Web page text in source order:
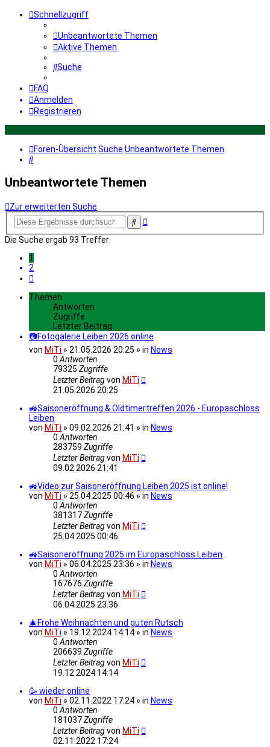
Schnellzugriff
Unbeantwortete Themen
Aktive Themen
Suche
FAQ
Anmelden
Registrieren
Foren-Übersicht Suche Unbeantwortete Themen
Suche
Unbeantwortete Themen
Zur erweiterten Suche
SucheErweiterte
Die Suche ergab 93 Treffer
1
2
Themen
Antworten
Zugriffe
Letzter Beitrag
📷Fotogalerie Leiben 2026 online
von MiTi » 21.05.2026 20:25 » in News
0Antworten
79325 Zugriffe
Letzter Beitragvon MiTi
21.05.2026 20:25
🚜Saisoneröffnung & Oldtimertreffen 2026 - Europaschloss
Leiben
von MiTi » 09.02.2026 21:41 » in News
0Antworten
283759 Zugriffe
Letzter Beitragvon MiTi
09.02.2026 21:41
🚜Video zur Saisoneröffnung Leiben 2025 ist online!
von MiTi » 25.04.2025 00:46 » in News
0Antworten
381317Zugriffe
Letzter Beitragvon MiTi
25.04.2025 00:46
🚜Saisoneröffnung 2025 im Europaschloss Leiben
von MiTi » 06.04.2025 23:36 » in News
0Antworten
167676 Zugriffe
Letzter Beitragvon MiTi
06.04.2025 23:36
🎄Frohe Weihnachten und guten Rutsch
von MiTi » 19.12.2024 14:14 » in News
0Antworten
206639 Zugriffe
Letzter Beitragvon MiTi
19.12.2024 14:14
🥳 wieder online
von MiTi » 02.11.2022 17:24 » in News
0Antworten
181037Zugriffe
Letzter Beitragvon MiTi
02.11.2022 17:24